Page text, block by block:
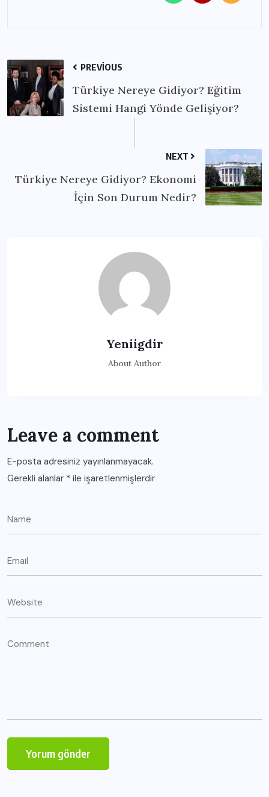
PREVIOUS
Türkiye Nereye Gidiyor? Eğitim
Sistemi Hangi Yönde Gelişiyor?
NEXT
Türkiye Nereye Gidiyor? Ekonomi
İçin Son Durum Nedir?
Yeniigdir
About Author
Leave a comment
E-posta adresiniz yayınlanmayacak.
Gerekli alanlar * ile işaretlenmişlerdir